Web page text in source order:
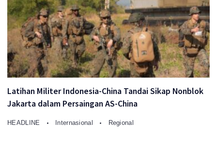
Latihan Militer Indonesia-China Tandai Sikap Nonblok
Jakarta dalam Persaingan AS-China
HEADLINE Internasional Regional